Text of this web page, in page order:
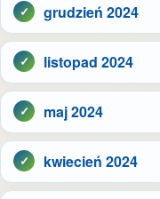
grudzień 2024
listopad 2024
maj 2024
kwiecień 2024